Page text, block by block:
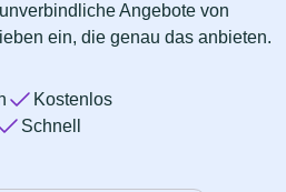
Angebote von
ein, die genau das anbieten.
Kostenlos
Schnell